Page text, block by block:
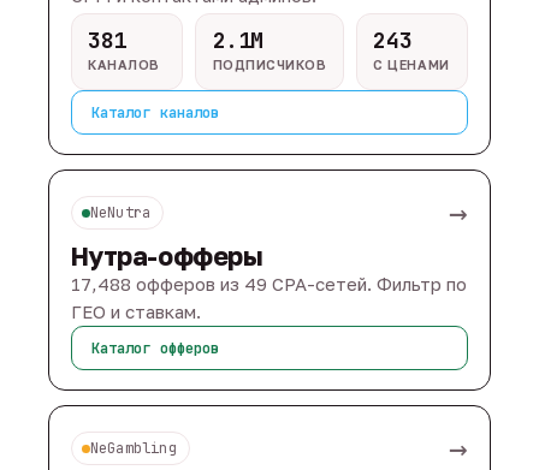
381
КАНАЛОВ
2.1M
ПОДПИСЧИКОВ
243
С ЦЕНАМИ
Каталог каналов
NeNutra →
Нутра-офферы
17,488 офферов из 49 CPA-сетей. Фильтр по
ГЕО и ставкам.
Каталог офферов
NeGambling →